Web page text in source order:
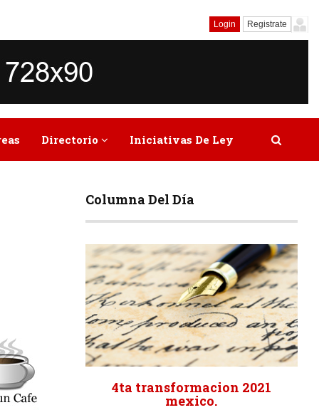
Login Registrate
Directorio Iniciativas De Ley
Columna Del Día
4ta transformacion 2021
mexico.